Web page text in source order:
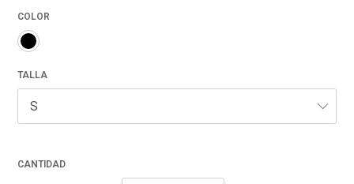
COLOR
TALLA
CANTIDAD